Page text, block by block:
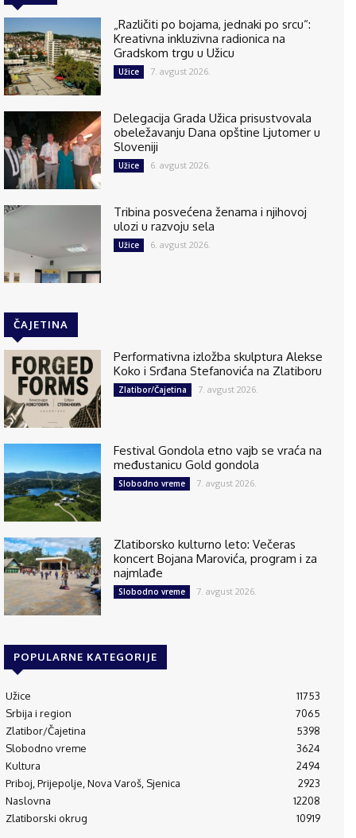
„Različiti po bojama, jednaki po srcu“:
Kreativna inkluzivna radionica na
Gradskom trgu u Užicu
Užice 7. avgust 2026.
Delegacija Grada Užica prisustvovala
obeležavanju Dana opštine Ljutomer u
Sloveniji
Užice 6. avgust 2026.
Tribina posvećena ženama i njihovoj
ulozi u razvoju sela
Užice 6. avgust 2026.
ČAJETINA
Performativna izložba skulptura Alekse
Koko i Srđana Stefanovića na Zlatiboru
Zlatibor/Čajetina 7. avgust 2026.
Festival Gondola etno vajb se vraća na
međustanicu Gold gondola
Slobodno vreme 7. avgust 2026.
Zlatiborsko kulturno leto: Večeras
koncert Bojana Marovića, program i za
najmlađe
Slobodno vreme 7. avgust 2026.
POPULARNE KATEGORIJE
Užice
11753
Srbija i region
7065
Zlatibor/Čajetina
5398
Slobodno vreme
3624
Kultura
2494
Priboj, Prijepolje, Nova Varoš, Sjenica
2923
Naslovna
12208
Zlatiborski okrug
10919